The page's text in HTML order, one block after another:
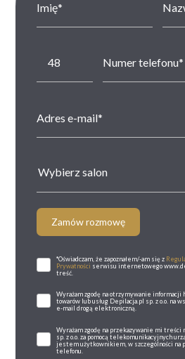
Wybierz salon
Zamów rozmowę
*Oświadczam, że zapoznałem/-am się z
Prywatności serwisu internetowego
treść.
Wyrażam zgodę na otrzymywanie informacji
towarów lub usług Depilacja.pl sp. z o.o. na
e-mail drogą elektroniczną.
Wyrażam zgodę na przekazywanie mi
sp. z o.o. za pomocą telekomunikacyjnych
jestem użytkownikiem, w szczególności na
telefonu.